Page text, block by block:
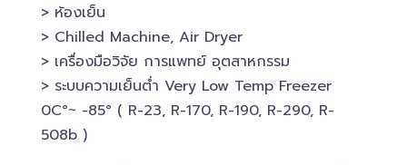
> ห้องเย็น
> Chilled​ Machine, Air Dryer
> เครื่องมือวิจัย การแพทย์​ อุตสาหกรรม
> ระบบความเย็นต่ำ Very Low Temp Freezer
0C°~ -​85° ( R-23, R-170, R-190, R-290, R-
508b )